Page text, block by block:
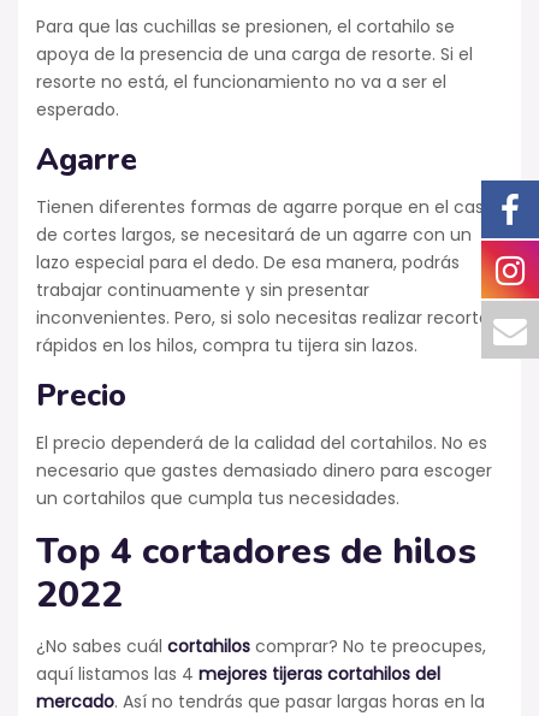
Para que las cuchillas se presionen, el cortahilo se
apoya de la presencia de una carga de resorte. Si el
resorte no está, el funcionamiento no va a ser el
esperado.
Agarre
Tienen diferentes formas de agarre porque en el caso
de cortes largos, se necesitará de un agarre con un
lazo especial para el dedo. De esa manera, podrás
trabajar continuamente y sin presentar
inconvenientes. Pero, si solo necesitas realizar recortes
rápidos en los hilos, compra tu tijera sin lazos.
Precio
El precio dependerá de la calidad del cortahilos. No es
necesario que gastes demasiado dinero para escoger
un cortahilos que cumpla tus necesidades.
Top 4 cortadores de hilos
2022
¿No sabes cuál cortahilos comprar? No te preocupes,
aquí listamos las 4 mejores tijeras cortahilos del
mercado. Así no tendrás que pasar largas horas en la